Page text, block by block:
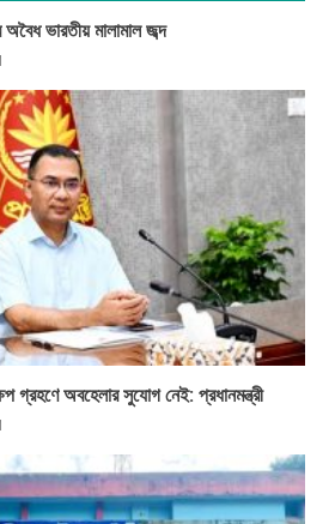
ভারতীয় মালামাল জব্দ
গ্রহণে অবহেলার সুযোগ নেই: প্রধানমন্ত্রী